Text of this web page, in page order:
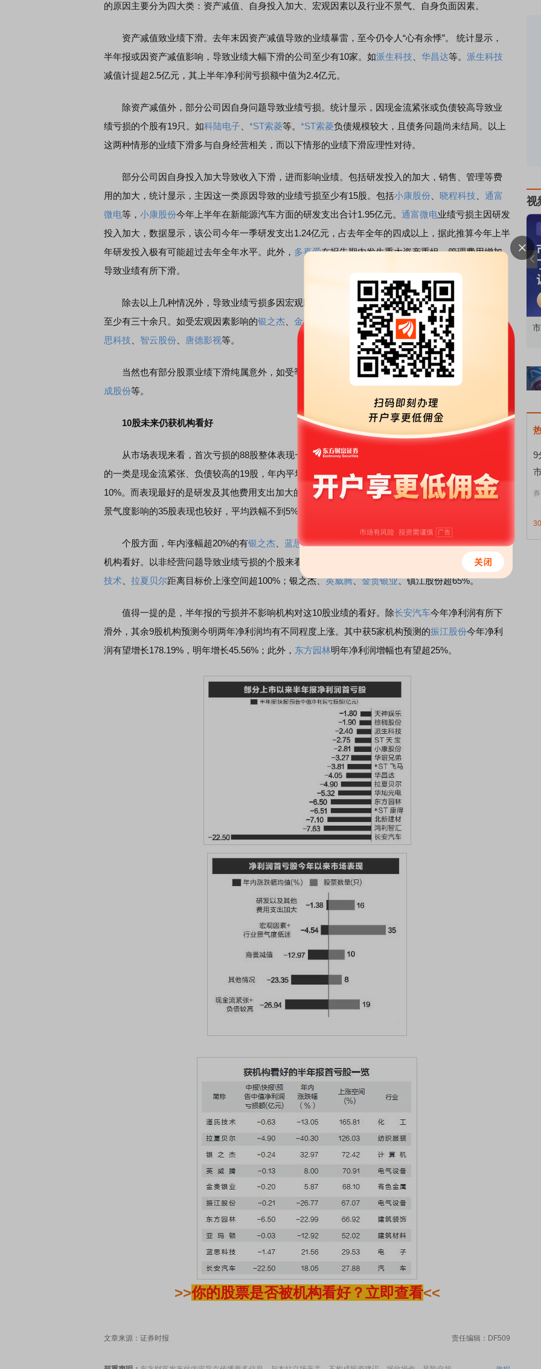
的原因主要分为四大类：资产减值、自身投入加大、宏观因素以及行业不景气、自身负面因素。
资产减值致业绩下滑。去年末因资产减值导致的业绩暴雷，至今仍令人“心有余悸”。 统计显示，
半年报或因资产减值影响，导致业绩大幅下滑的公司至少有10家。如派生科技 华昌达等。 派生科技
减值计提超2.5亿元，其上半年净利润亏损额中值为2.4亿元。
除资产减值外，部分公司因自身问题导致业绩亏损。统计显示，因现金流紧张或负债较高导致业
绩亏损的个股有19只。如科陆电子 *ST索菱等。 *ST索菱负债规模较大，且债务问题尚未结局。以上
这两种情形的业绩下滑多与自身经营相关，而以下情形的业绩下滑应理性对待。
部分公司因自身投入加大导致收入下滑，进而影响业绩。包括研发投入的加大，销售、管理等费
用的加大，统计显示，主因这一类原因导致的业绩亏损至少有15股。包括小康股份 晓程科技
通富
微电等， 小康股份今年上半年在新能源汽车方面的研发支出合计1.95亿元。 通富微电业绩亏损主因研发
投入加大，数据显示，该公司今年一季研发支出1.24亿元，占去年全年的四成以上，据此推算今年上半
年研发投入极有可能超过去年全年水平。此外， 多喜爱在报告期内发生重大资产重组，管理费用增加
导致业绩有所下滑。
除去以上几种情况外，导致业绩亏损多因宏观因素以及行业景气度低迷。统计显示，这一类股票
至少有三十余只。如受宏观因素影响的银之杰 金种子酒 胜利精密等；以及受行业景气度影响的
思科技
智云股份 唐德影视等。
当然也有部分股票业绩下滑纯属意外，如受季节性因素影响的亚玛顿，以及签约项目进展慢的
成股份等。
10股未来仍获机构看好
从市场表现来看，首次亏损的88股整体表现一般，平均跌幅超10%。数据宝统计显示，表现最差
的一类是现金流紧张、负债较高的19股，年内平均下跌26.94%；资产减值的10股平均跌幅也超过
10%。而表现最好的是研发及其他费用支出加大的16股，平均跌幅不到2%，此外，受宏观因素及行业
景气度影响的35股表现也较好，平均跌幅不到5%。
个股方面，年内涨幅超20%的有银之杰 蓝思科技及通富微电等。值得一提的是，这3股未来仍获
机构看好。以非经营问题导致业绩亏损的个股来看，10股距离机构评级目标价上涨空间超20%。道氏
技术
拉夏贝尔距离目标价上涨空间超100%；银之杰、英威腾、金贵银业、镇江股份超65%。
值得一提的是，半年报的亏损并不影响机构对这10股业绩的看好。除长安汽车今年净利润有所下
滑外，其余9股机构预测今明两年净利润均有不同程度上涨。其中获5家机构预测的振江股份今年净利
润有望增长178.19%，明年增长45.56%；此外， 东方园林明年净利润增幅也有望超25%。
>>你的股票是否被机构看好？立即查看<<
文章来源：证券时报 责任编辑：DF509
视
投顾说：双创4连阳，科技延续反弹 策略周会 市场难测？了解“哑铃策略”让投资更从容 5
9